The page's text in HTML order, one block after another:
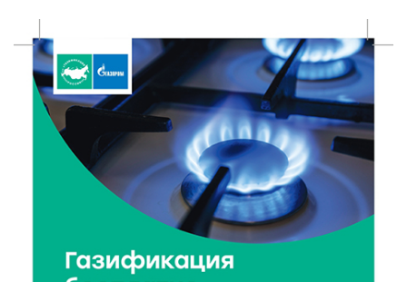
Спрос растёт: жители других регионов активнее
оформляют недвижимость в Тверской области
7 Авг 2026 11:17 60
Энергетики «Тверьэнерго» готовятся к ухудшению
погодных условий
129
Оловянные солдатики и реликвии прошлого: что
можно увидеть на новой выставке в Торжке